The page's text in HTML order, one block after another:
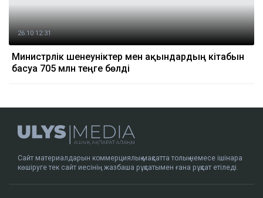
26.10 12:31
Министрлік шенеуніктер мен ақындардың кітабын
басуға 705 млн теңге бөлді
Сайт материалдарын коммерциялық мақсатта толық немесе ішінара
көшіруге тек сайт иесінің жазбаша рұқсатымен ғана рұқсат етіледі.